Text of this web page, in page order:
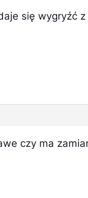
się wygryźć
czy ma